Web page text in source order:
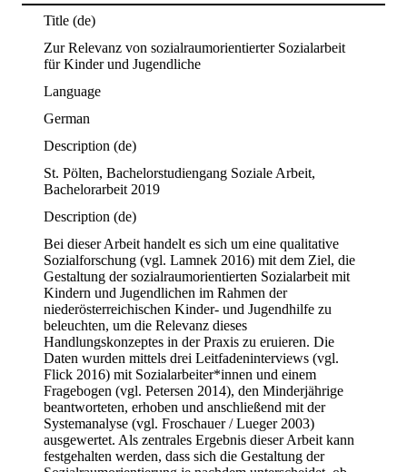
Title (de)
Zur Relevanz von sozialraumorientierter Sozialarbeit
für Kinder und Jugendliche
Language
German
Description (de)
St. Pölten, Bachelorstudiengang Soziale Arbeit,
Bachelorarbeit 2019
Description (de)
Bei dieser Arbeit handelt es sich um eine qualitative
Sozialforschung (vgl. Lamnek 2016) mit dem Ziel, die
Gestaltung der sozialraumorientierten Sozialarbeit mit
Kindern und Jugendlichen im Rahmen der
niederösterreichischen Kinder- und Jugendhilfe zu
beleuchten, um die Relevanz dieses
Handlungskonzeptes in der Praxis zu eruieren. Die
Daten wurden mittels drei Leitfadeninterviews (vgl.
Flick 2016) mit Sozialarbeiter*innen und einem
Fragebogen (vgl. Petersen 2014), den Minderjährige
beantworteten, erhoben und anschließend mit der
Systemanalyse (vgl. Froschauer / Lueger 2003)
ausgewertet. Als zentrales Ergebnis dieser Arbeit kann
festgehalten werden, dass sich die Gestaltung der